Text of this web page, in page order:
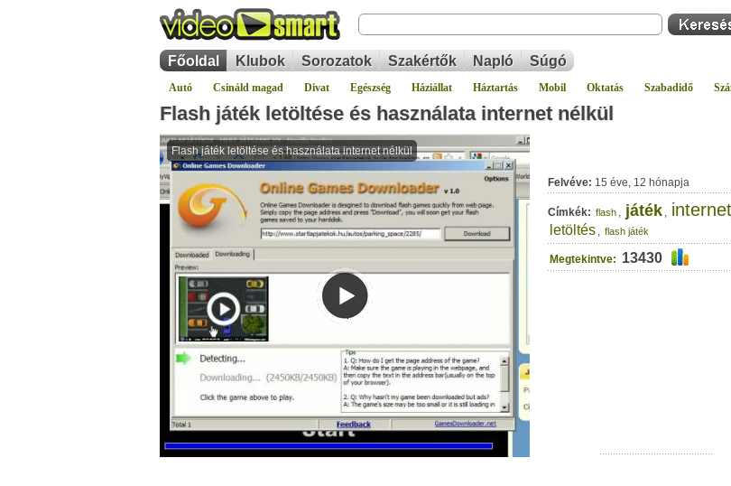
Főoldal Klubok Sorozatok Szakértők Napló Súgó
Autó Csináld magad Divat Egészség Háziállat Háztartás Mobil Oktatás Szabadidő
Flash játék letöltése és használata internet nélkül
Felvéve: 15 éve, 12 hónapja
Címkék: flash , játék , internet
letöltés , flash játék
Megtekintve: 13430